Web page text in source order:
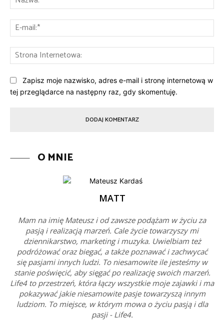
Zapisz moje nazwisko, adres e-mail i stronę internetową w
tej przeglądarce na następny raz, gdy skomentuję.
O MNIE
MATT
Mam na imię Mateusz i od zawsze podążam w życiu za
pasją i realizacją marzeń. Cale życie towarzyszy mi
dziennikarstwo, marketing i muzyka. Uwielbiam też
podróżować oraz biegać, a także poznawać i zachwycać
się pasjami innych ludzi. To niesamowite ile jesteśmy w
stanie poświęcić, aby sięgać po realizację swoich marzeń.
Life4 to przestrzeń, która łączy wszystkie moje zajawki i ma
pokazywać jakie niesamowite pasje towarzyszą innym
ludziom. To miejsce, w którym mowa o życiu pasją i dla
pasji - Life4.